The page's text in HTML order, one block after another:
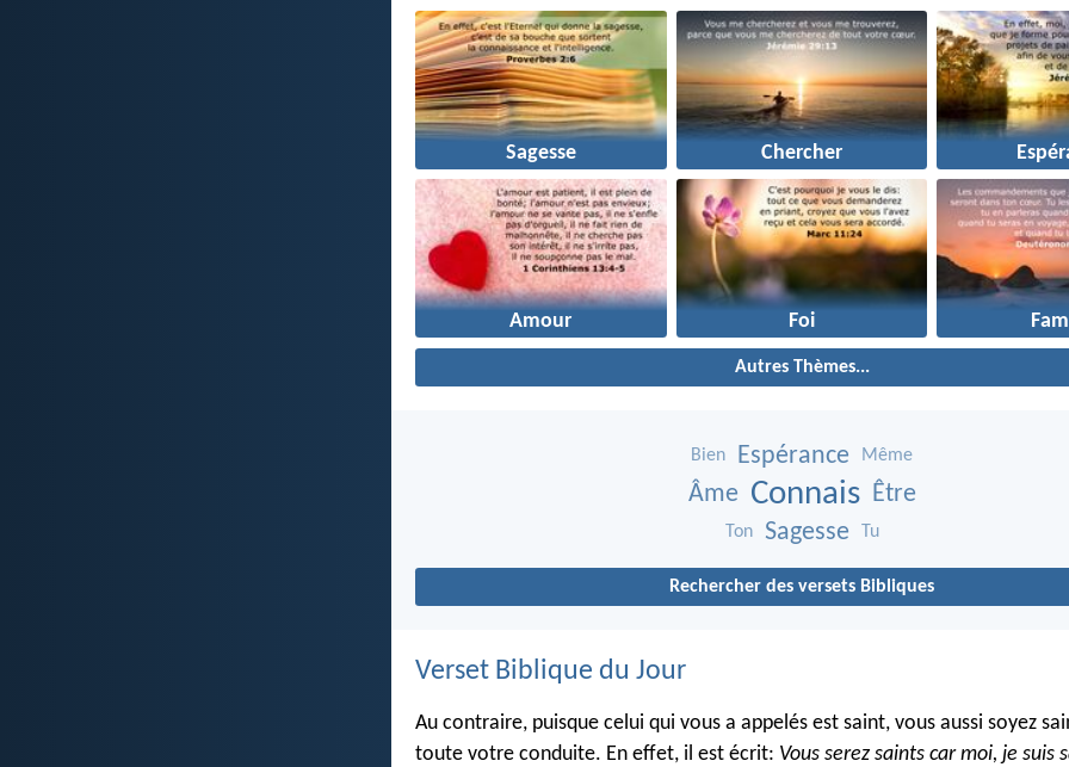
Sagesse Chercher
Amour Foi
Autres Thèmes...
Bien Espérance Même
Âme Connais Être
Ton Sagesse Tu
Rechercher des versets Bibliques
Verset Biblique du Jour
Au contraire, puisque celui qui vous a appelés est saint, vous aussi soyez
toute votre conduite. En effet, il est écrit: Vous serez saints car moi, je suis